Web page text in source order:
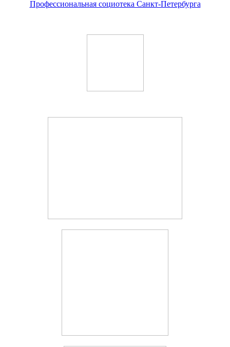
Профессиональная социотека Санкт-Петербурга